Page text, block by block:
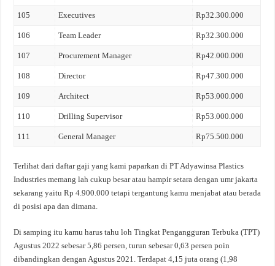
105 Executives Rp32.300.000
106 Team Leader Rp32.300.000
107 Procurement Manager Rp42.000.000
108 Director Rp47.300.000
109 Architect Rp53.000.000
110 Drilling Supervisor Rp53.000.000
111 General Manager Rp75.500.000
Terlihat dari daftar gaji yang kami paparkan di PT Adyawinsa Plastics
Industries memang lah cukup besar atau hampir setara dengan umr jakarta
sekarang yaitu Rp 4.900.000 tetapi tergantung kamu menjabat atau berada
di posisi apa dan dimana.
Di samping itu kamu harus tahu loh Tingkat Pengangguran Terbuka (TPT)
Agustus 2022 sebesar 5,86 persen, turun sebesar 0,63 persen poin
dibandingkan dengan Agustus 2021. Terdapat 4,15 juta orang (1,98